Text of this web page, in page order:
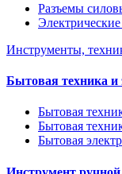
Разъемы
Инструменты,
Бытовая техника и
Бытовая
Бытовая
Бытовая